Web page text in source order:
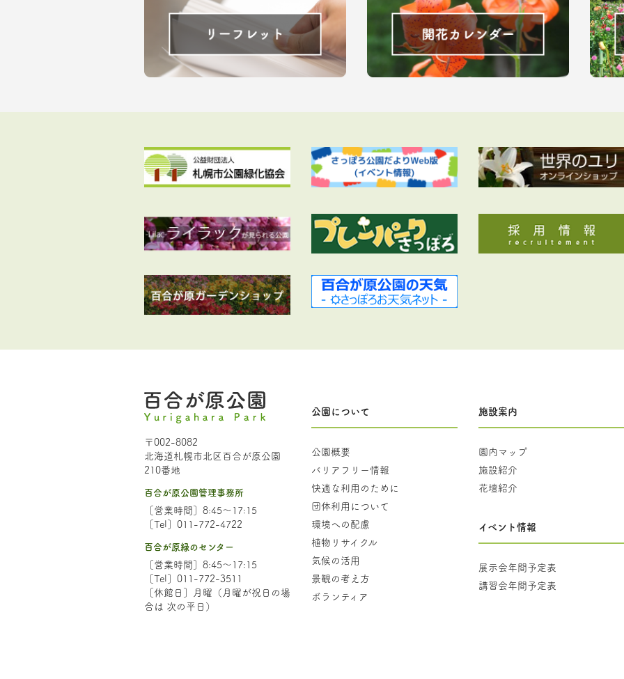
〒002-8082
北海道札幌市北区百合が原公園
210番地
百合が原公園管理事務所
［営業時間］8:45～17:15
［Tel］011-772-4722
百合が原緑のセンター
［営業時間］8:45～17:15
［Tel］011-772-3511
［休館日］月曜（月曜が祝日の場
合は 次の平日）
公園について
公園概要
バリアフリー情報
快適な利用のために
団体利用について
環境への配慮
植物リサイクル
気候の活用
景観の考え方
ボランティア
施設案内
園内マップ
施設紹介
花壇紹介
イベント情報
展示会年間予定表
講習会年間予定表